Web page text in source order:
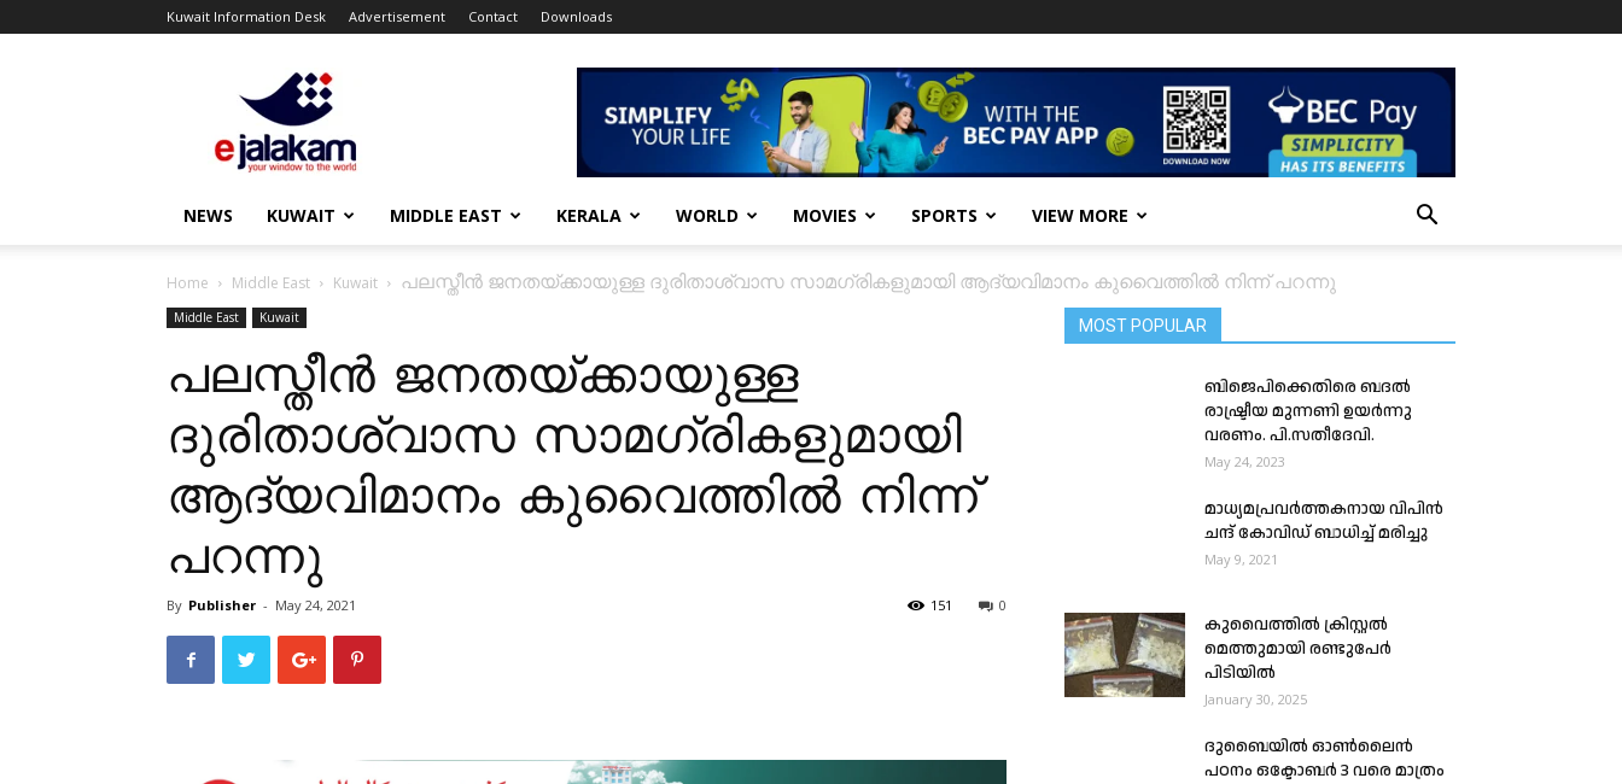
Kuwait Information Desk Advertisement Contact Downloads
ejalakam
NEWS KUWAIT MIDDLE EAST KERALA WORLD MOVIES SPORTS VIEW MORE
Home Middle East Kuwait പലസ്തീൻ ജനതയ്ക്കായുള്ള ദുരിതാശ്വാസ സാമഗ്രികളുമായി ആദ്യവിമാനം കുവൈത്തിൽ നിന്ന് പറന്നു
Middle East Kuwait
പലസ്തീൻ ജനതയ്ക്കായുള്ള
ദുരിതാശ്വാസ സാമഗ്രികളുമായി
ആദ്യവിമാനം കുവൈത്തിൽ നിന്ന്
പറന്നു
By Publisher - May 24, 2021 0
151
MOST POPULAR
ബിജെപിക്കെതിരെ ബദൽ
രാഷ്ട്രീയ മുന്നണി ഉയർന്നു
വരണം. പി.സതീദേവി.
May 24, 2023
മാധ്യമപ്രവർത്തകനായ വിപിൻ
ചന്ദ് കോവിഡ് ബാധിച്ച് മരിച്ചു
May 9, 2021
കുവൈത്തിൽ ക്രിസ്റ്റൽ
മെത്തുമായി രണ്ടുപേർ
പിടിയിൽ
January 30, 2025
ദുബൈയിൽ ഓൺലൈൻ
പഠനം ഒക്ടോബര്‍ 3 വരെ മാത്രം